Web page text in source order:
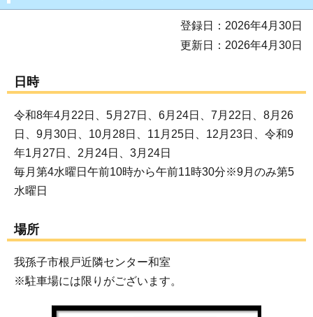
登録日：2026年4月30日
更新日：2026年4月30日
日時
令和8年4月22日、5月27日、6月24日、7月22日、8月26
日、9月30日、10月28日、11月25日、12月23日、令和9
年1月27日、2月24日、3月24日
毎月第4水曜日午前10時から午前11時30分※9月のみ第5
水曜日
場所
我孫子市根戸近隣センター和室
※駐車場には限りがございます。